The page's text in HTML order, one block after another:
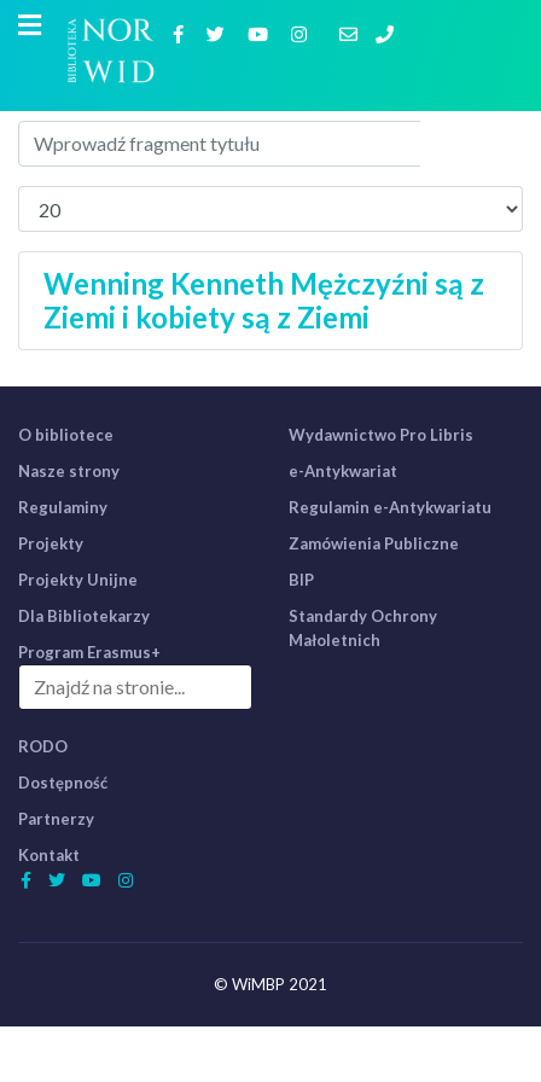
Wenning Kenneth Mężczyźni są z
Ziemi i kobiety są z Ziemi
O bibliotece
Nasze strony
Regulaminy
Projekty
Projekty Unijne
Dla Bibliotekarzy
Program Erasmus+
Wydawnictwo Pro Libris
e-Antykwariat
Regulamin e-Antykwariatu
Zamówienia Publiczne
BIP
Standardy Ochrony
Małoletnich
RODO
Dostępność
Partnerzy
Kontakt
© WiMBP 2021